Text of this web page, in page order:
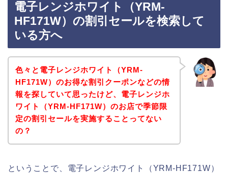
電子レンジホワイト（YRM-
HF171W）の割引セールを検索して
いる方へ
色々と電子レンジホワイト（YRM-
HF171W）のお得な割引クーポンなどの情
報を探していて思ったけど、電子レンジホ
ワイト（YRM-HF171W）のお店で季節限
定の割引セールを実施することってない
の？
ということで、電子レンジホワイト（YRM-HF171W）